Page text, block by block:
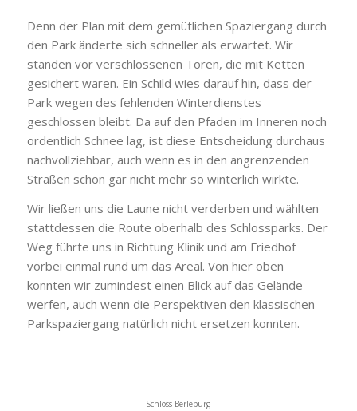
Denn der Plan mit dem gemütlichen Spaziergang durch
den Park änderte sich schneller als erwartet. Wir
standen vor verschlossenen Toren, die mit Ketten
gesichert waren. Ein Schild wies darauf hin, dass der
Park wegen des fehlenden Winterdienstes
geschlossen bleibt. Da auf den Pfaden im Inneren noch
ordentlich Schnee lag, ist diese Entscheidung durchaus
nachvollziehbar, auch wenn es in den angrenzenden
Straßen schon gar nicht mehr so winterlich wirkte.
Wir ließen uns die Laune nicht verderben und wählten
stattdessen die Route oberhalb des Schlossparks. Der
Weg führte uns in Richtung Klinik und am Friedhof
vorbei einmal rund um das Areal. Von hier oben
konnten wir zumindest einen Blick auf das Gelände
werfen, auch wenn die Perspektiven den klassischen
Parkspaziergang natürlich nicht ersetzen konnten.
Schloss Berleburg